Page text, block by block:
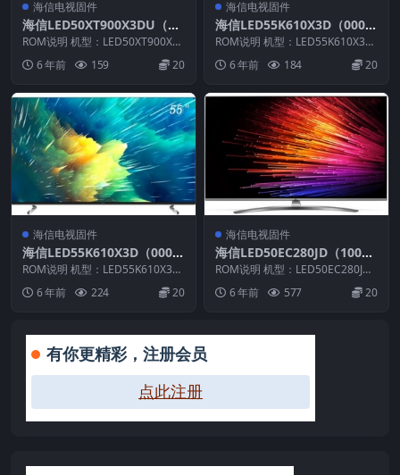
海信电视固件
海信LED50XT900X3DU（00
00）BOM1官方原厂USB刷
机电视固件包
ROM说明 机型：LED50XT900X3
M：...6 年前 159 20
海信电视固件
海信LED55K610X3D（000
0）BOM1官方原厂USB刷机
电视固件包
ROM说明 机型：LED55K610X3D
固件版本：（0000） BOM：1 ...
6 年前 184 20
海信电视固件
海信LED55K610X3D（000
0）BOM1官方原厂USB刷机
电视固件包
ROM说明 机型：LED55K610X3D
固件版本：（0000） BOM：1 ...
6 年前 224 20
海信电视固件
海信LED50EC280JD（100
0）BOM2官方原厂USB刷机
电视固件包
ROM说明 机型：LED50EC280JD
固件版本：（1000） BOM：2 ...
6 年前 577 20
有你更精彩，注册会员
点此注册